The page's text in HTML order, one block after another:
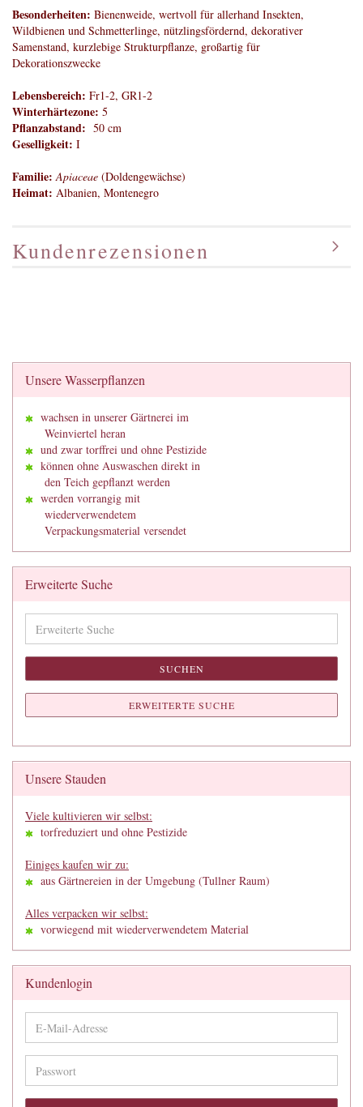
Besonderheiten: Bienenweide, wertvoll für allerhand Insekten,
Wildbienen und Schmetterlinge, nützlingsfördernd, dekorativer
Samenstand, kurzlebige Strukturpflanze, großartig für
Dekorationszwecke
Lebensbereich: Fr1-2, GR1-2
Winterhärtezone: 5
Pflanzabstand: 50 cm
Geselligkeit: I
Familie: Apiaceae (Doldengewächse)
Heimat: Albanien, Montenegro
Kundenrezensionen
Unsere Wasserpflanzen
wachsen in unserer Gärtnerei im
Weinviertel heran
und zwar torffrei und ohne Pestizide
können ohne Auswaschen direkt in
den Teich gepflanzt werden
werden vorrangig mit
wiederverwendetem
Verpackungsmaterial versendet
Erweiterte Suche
Suche
SUCHEN
ERWEITERTE SUCHE
Unsere Stauden
Viele kultivieren wir selbst:
torfreduziert und ohne Pestizide
Einiges kaufen wir zu:
aus Gärtnereien in der Umgebung (Tullner Raum)
Alles verpacken wir selbst:
vorwiegend mit wiederverwendetem Material
Kundenlogin
E-
Mail-
Adresse
Passwort